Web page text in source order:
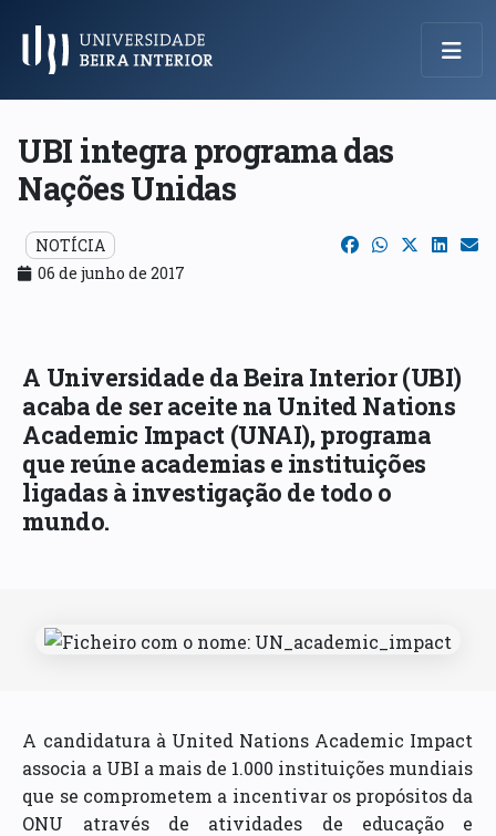
Menu Principal
UBI integra programa das
Nações Unidas
NOTÍCIA
06 de junho de 2017
A Universidade da Beira Interior (UBI)
acaba de ser aceite na United Nations
Academic Impact (UNAI), programa
que reúne academias e instituições
ligadas à investigação de todo o
mundo.
A candidatura à United Nations Academic Impact
associa a UBI a mais de 1.000 instituições mundiais
que se comprometem a incentivar os propósitos da
ONU através de atividades de educação e